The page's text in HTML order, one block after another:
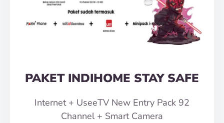
PAKET INDIHOME STAY SAFE
Internet + UseeTV New Entry Pack 92
Channel + Smart Camera